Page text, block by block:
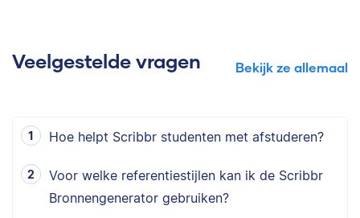
Veelgestelde vragen Bekijk ze allemaal
Hoe helpt Scribbr studenten met afstuderen?
Voor welke referentiestijlen kan ik de Scribbr
Bronnengenerator gebruiken?